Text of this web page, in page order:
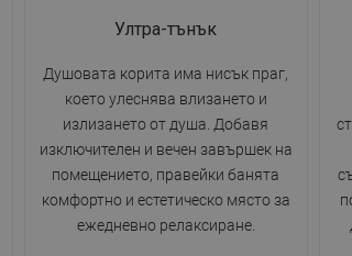
Ултра-тънък
Душовата корита има нисък праг,
което улеснява влизането и
излизането от душа. Добавя
изключителен и вечен завършек на
помещението, правейки банята
комфортно и естетическо място за
ежедневно релаксиране.